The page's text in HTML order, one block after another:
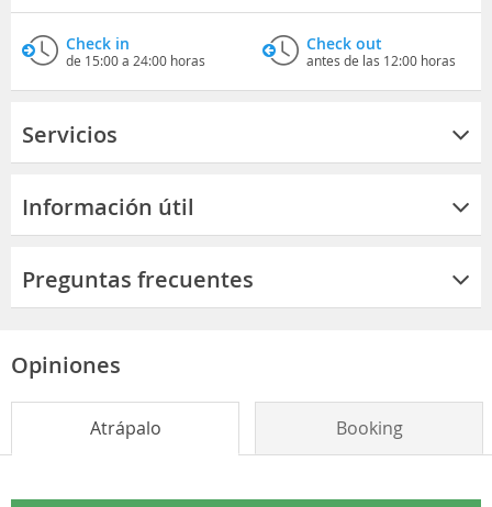
Check in
de 15:00 a 24:00 horas
Check out
antes de las 12:00 horas
Servicios
Información útil
Preguntas frecuentes
Opiniones
Atrápalo Booking